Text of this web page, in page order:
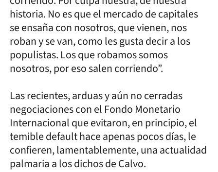
historia. No es que el mercado de capitales
se ensaña con nosotros, que vienen, nos
roban y se van, como les gusta decir a los
populistas. Los que robamos somos
nosotros, por eso salen corriendo”.
Las recientes, arduas y aún no cerradas
negociaciones con el Fondo Monetario
Internacional que evitaron, en principio, el
temible default hace apenas pocos días, le
confieren, lamentablemente, una actualidad
palmaria a los dichos de Calvo.